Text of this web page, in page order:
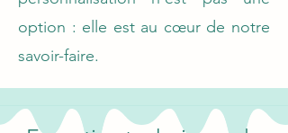
option : elle est au cœur de notre
savoir-faire.